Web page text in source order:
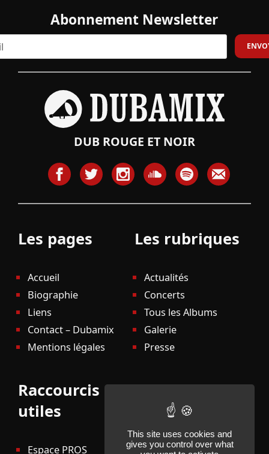
Abonnement Newsletter
DUB ROUGE ET NOIR
Les pages
Accueil
Biographie
Liens
Contact – Dubamix
Mentions légales
Les rubriques
Actualités
Concerts
Tous les Albums
Galerie
Presse
Raccourcis
utiles
Espace PROS
This site uses cookies and
gives you control over what